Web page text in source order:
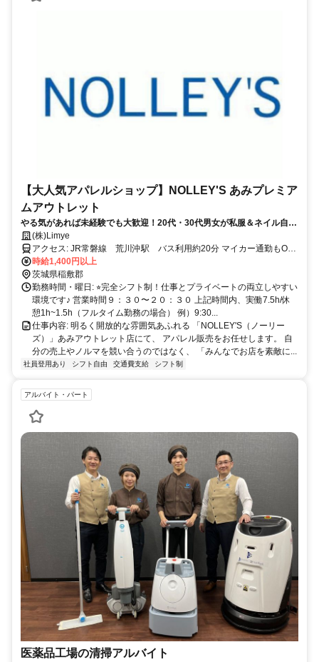
【大人気アパレルショップ】NOLLEY'S あみプレミア
ムアウトレット
やる気があれば未経験でも大歓迎！20代・30代男女が私服＆ネイル自由
で活躍中のノーリーズで、お洒落を仕事にしませんか？
(株)Limye
アクセス: JR常磐線 荒川沖駅 バス利用約20分 マイカー通勤もOK
です！
時給1,400円以上
茨城県稲敷郡
勤務時間・曜日: ⭐︎完全シフト制！仕事とプライベートの両立しやすい
環境です♪ 営業時間９：３０〜２０：３０ 上記時間内、実働7.5h/休
憩1h~1.5h（フルタイム勤務の場合） 例）9:30...
仕事内容: 明るく開放的な雰囲気あふれる 「NOLLEY'S（ノーリー
ズ）」あみアウトレット店にて、 アパレル販売をお任せします。 自
分の売上やノルマを競い合うのではなく、 「みんなでお店を素敵に...
社員登用あり シフト自由 交通費支給 シフト制
アルバイト・パート
医薬品工場の清掃アルバイト